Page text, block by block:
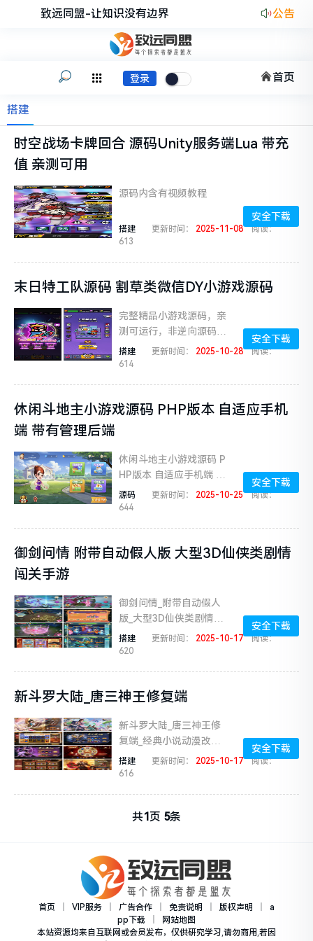
致远同盟-让知识没有边界 公告
登录 首页
搭建
时空战场卡牌回合 源码Unity服务端Lua 带充
值 亲测可用
源码内含有视频教程
搭建 更新时间： 2025-11-08阅读：
613
安全下载
末日特工队源码 割草类微信DY小游戏源码
完整精品小游戏源码，亲
测可运行，非逆向源码，
适配各主流平台，可用于
学习、二次开发【cocos
搭建 更新时间： 2025-10-28阅读：
614
安全下载
休闲斗地主小游戏源码 PHP版本 自适应手机
端 带有管理后端
休闲斗地主小游戏源码 P
HP版本 自适应手机端 带
有管理后端该系统是一个
基于PHP+MySQL进行开
源码 更新时间： 2025-10-25阅读：
644
安全下载
御剑问情 附带自动假人版 大型3D仙侠类剧情
闯关手游
御剑问情_附带自动假人
版_大型3D仙侠类剧情闯
关手游_Linux服务端_通
用视频架设教程_GM授权
搭建 更新时间： 2025-10-17阅读：
620
安全下载
新斗罗大陆_唐三神王修复端
新斗罗大陆_唐三神王修
复端_经典小说动漫改编
卡牌回合手游_Linux手工
服务端_通用视频教程_运
搭建 更新时间： 2025-10-17阅读：
616
安全下载
共1页 5条
首页 VIP服务 广告合作 免责说明 版权声明
a
pp下载
网站地图
本站资源均来自互联网或会员发布，仅供研究学习,请勿商用,若因